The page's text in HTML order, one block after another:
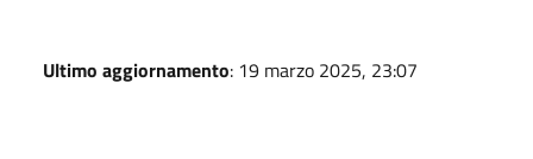
Ultimo aggiornamento: 19 marzo 2025, 23:07